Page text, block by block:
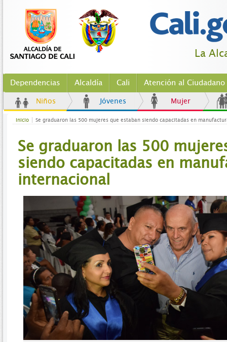
La
Dependencias Alcaldía Cali Atención al Ciudadano
Niños Jóvenes Mujer
Inicio Se graduaron las 500 mujeres que estaban siendo capacitadas en
Se graduaron las 500
siendo capacitadas en
internacional